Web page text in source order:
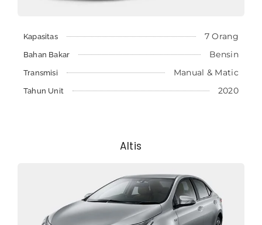
Kapasitas 7 Orang
Bahan Bakar Bensin
Transmisi Manual & Matic
Tahun Unit 2020
Altis